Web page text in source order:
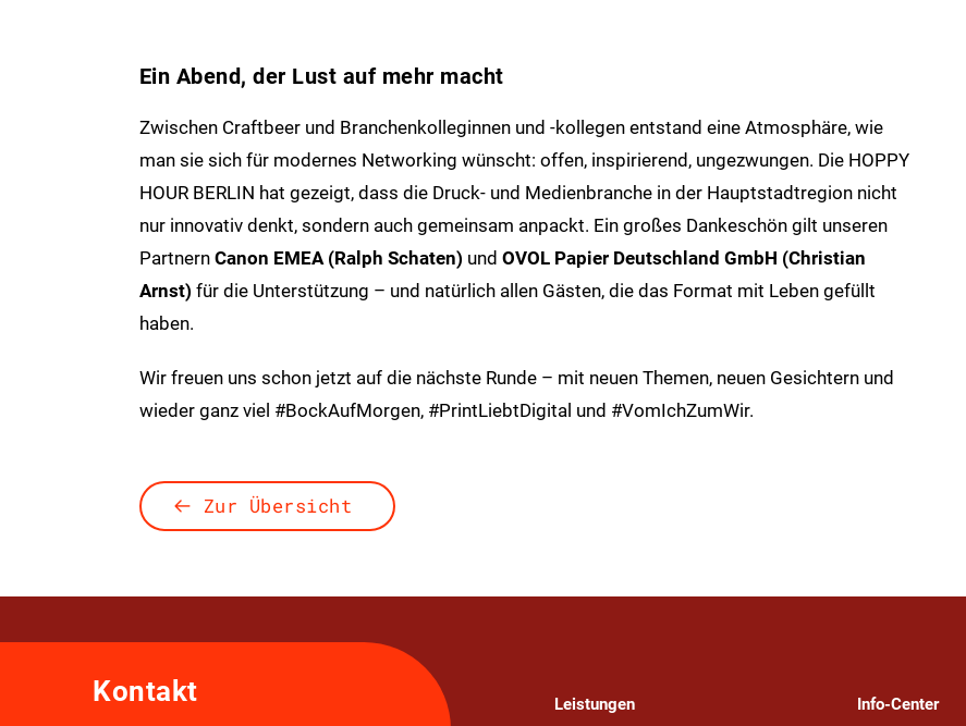
Ein Abend, der Lust auf mehr macht
Zwischen Craftbeer und Branchenkolleginnen und -kollegen entstand eine Atmosphäre, wie
man sie sich für modernes Networking wünscht: offen, inspirierend, ungezwungen. Die HOPPY
HOUR BERLIN hat gezeigt, dass die Druck- und Medienbranche in der Hauptstadtregion nicht
nur innovativ denkt, sondern auch gemeinsam anpackt. Ein großes Dankeschön gilt unseren
Partnern Canon EMEA (Ralph Schaten) und OVOL Papier Deutschland GmbH (Christian
Arnst) für die Unterstützung – und natürlich allen Gästen, die das Format mit Leben gefüllt
haben.
Wir freuen uns schon jetzt auf die nächste Runde – mit neuen Themen, neuen Gesichtern und
wieder ganz viel #BockAufMorgen, #PrintLiebtDigital und #VomIchZumWir.
Zur Übersicht
Kontakt Leistungen Info-Center